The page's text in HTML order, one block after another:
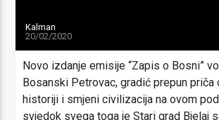
Kalman
20/02/2020
Novo izdanje emisije “Zapis o Bosni”
Bosanski Petrovac, gradić prepun priča
historiji i smjeni civilizacija na ovom
svjedok svega toga je Stari grad Bjelaj